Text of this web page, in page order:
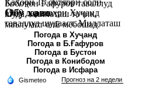
Қаҳорӣ 15 октябри соли
1979 дар шаҳри Хуҷанд
таваллуд шудааст. Миллаташ
тоҷик. Маълумот олӣ. Соли
2002 Донишгоҳи давлатии
Хуҷанд ба...
Бобоҷон Ғафуров таваллуд
шуда, миллаташ тоҷик,
маълумот олӣ мебошад.
Соли 1997 Донишг...
Обу хаво
Погода в Хуҷанд
Погода в Б.Ғафуров
Погода в Бустон
Погода в Конибодом
Погода в Исфара